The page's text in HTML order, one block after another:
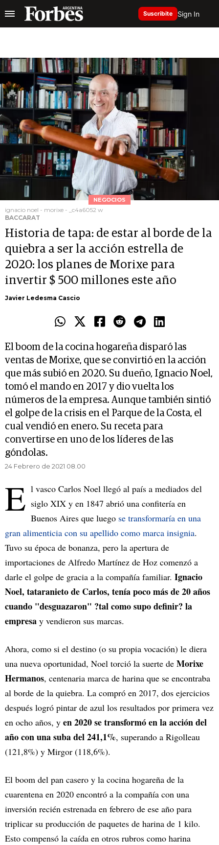
Suscribite Sign In
NEGOCIOS
ignacio noel - morixe - _c4a6052 w
BACCARAT
Historia de tapa: de estar al borde de la
quiebra a ser la acción estrella de
2020: los planes de Morixe para
invertir $ 500 millones este año
Javier Ledesma Cascio
El boom de la cocina hogareña disparó las
ventas de Morixe, que se convirtió en la acción
que más subió en 2020. Su dueño, Ignacio Noel,
tomó el mando en 2017 y dio vuelta los
números de la empresa. Aunque también sintió
el golpe de la crisis en el Parque de la Costa, el
cual vendió en enero. Su receta para
convertirse en uno de los líderes de las
góndolas.
24 Febrero de 2021 08.00
E l vasco Carlos Noel llegó al país a mediados del
siglo XIX y en 1847 abrió una confitería en
Buenos Aires que luego se transformaría en una
gran alimenticia con su apellido como marca insignia.
Tuvo su época de bonanza, pero la apertura de
importaciones de Alfredo Martínez de Hoz comenzó a
darle el golpe de gracia a la compañía familiar. Ignacio
Noel, tataranieto de Carlos, tenía poco más de 20 años
cuando "desguazaron" ?tal como supo definir? la
empresa y vendieron sus marcas.
Ahora, como si el destino (o su propia vocación) le diera
una nueva oportunidad, Noel torció la suerte de Morixe
Hermanos, centenaria marca de harina que se encontraba
al borde de la quiebra. La compró en 2017, dos ejercicios
después logró pintar de azul los resultados por primera vez
en ocho años, y en 2020 se transformó en la acción del
año con una suba del 241,1%, superando a Rigolleau
(121,8%) y Mirgor (118,6%).
El boom del pan casero y la cocina hogareña de la
cuarentena en 2020 encontró a la compañía con una
inversión recién estrenada en febrero de ese año para
triplicar su producción de paquetes de harina de 1 kilo.
Esto compensó la caída en otros rubros como harina